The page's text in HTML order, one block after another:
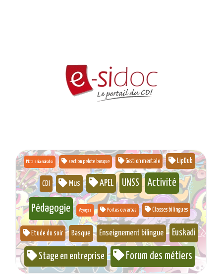
Pilota saila erakatsi section pelote basque Gestion mentale LipDub
CDI Mus APEL UNSS Activité
Pédagogie Voyages Portes ouvertes Classes bilingues
Etude du soir Basque Enseignement bilingue Euskadi
Stage en entreprise Forum des métiers